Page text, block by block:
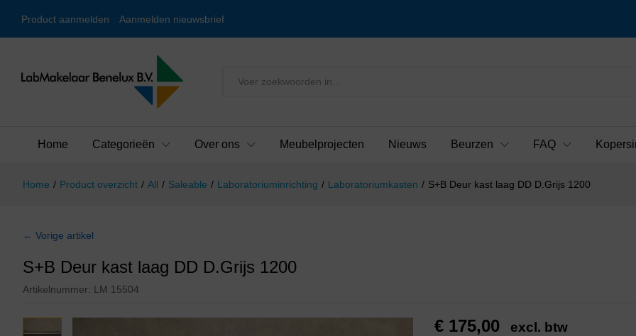
Product aanmelden Aanmelden nieuwsbrief
Alles
Home Categorieën Over ons Meubelprojecten Nieuws Beurzen FAQ
Home / Product overzicht / All / Saleable / Laboratoriuminrichting / Laboratoriumkasten / S+B Deur kast laag DD D.Grijs 1200
← Vorige artikel
S+B Deur kast laag DD D.Grijs 1200
Artikelnummer: LM 15504
€ 175,00 excl. btw